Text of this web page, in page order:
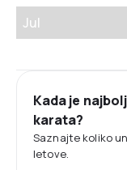
Jul
Kada je
karata?
Saznajte koliko
letove.